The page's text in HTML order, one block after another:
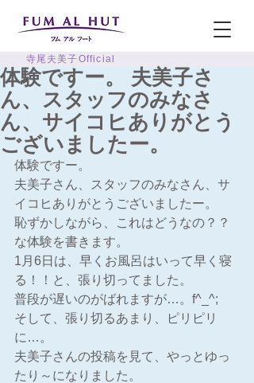
寺尾夫美子Official
体験ですー。 夫美子さ
ん、スタッフのみなさ
ん、サイコヒありがとう
ございましたー。
体験ですー。
夫美子さん、スタッフのみなさん、サ
イコヒありがとうございましたー。
恥ずかしながら、これはどうなの？？
な体験を書きます。
1月6日は、早くお風呂はいって早く寝
る！！と、張り切ってました。
普段が遅いのがばれますが…。f^_^;
そして、張り切るあまり、ピリピリ
に…。
夫美子さんの投稿を見て、やっとゆっ
たり～になりました。